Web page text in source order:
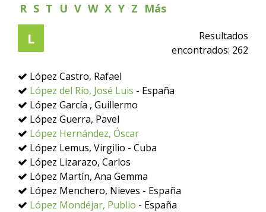
R S T U V W X Y Z Más
L
Resultados
encontrados: 262
López Castro, Rafael
López del Río, José Luis - España
López García , Guillermo
López Guerra, Pavel
López Hernández, Óscar
López Lemus, Virgilio - Cuba
López Lizarazo, Carlos
López Martín, Ana Gemma
López Menchero, Nieves - España
López Mondéjar, Publio - España